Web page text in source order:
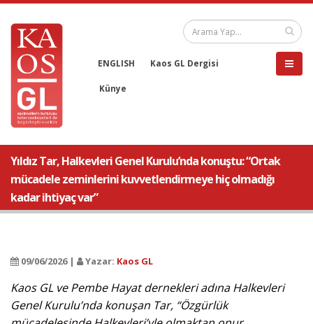
ENGLISH Kaos GL Dergisi
Künye
Yıldız Tar, Halkevleri Genel Kurulu’nda konuştu: “Ortak
mücadele zeminlerini kuvvetlendirmeye hiç olmadığı
kadar ihtiyaç var”
09/06/2026 | Yazar: Kaos GL
Kaos GL ve Pembe Hayat dernekleri adına Halkevleri
Genel Kurulu’nda konuşan Tar, “Özgürlük